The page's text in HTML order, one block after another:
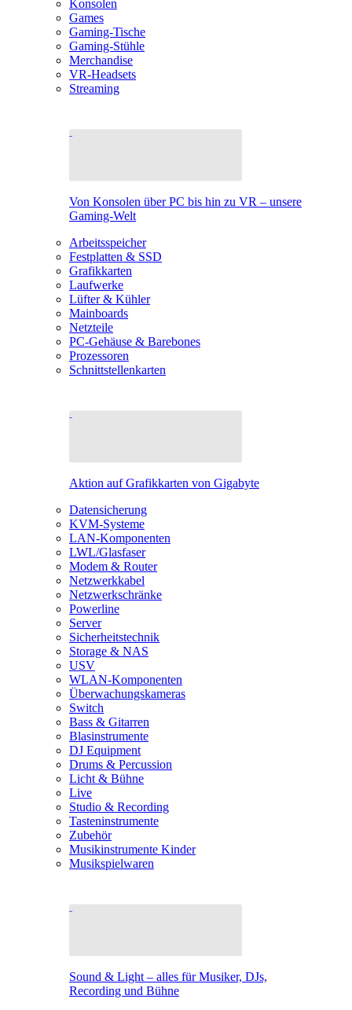
Konsolen
Games
Gaming-Tische
Gaming-Stühle
Merchandise
VR-Headsets
Streaming
Von Konsolen über PC bis hin zu VR – unsere
Gaming-Welt
Arbeitsspeicher
Festplatten & SSD
Grafikkarten
Laufwerke
Lüfter & Kühler
Mainboards
Netzteile
PC-Gehäuse & Barebones
Prozessoren
Schnittstellenkarten
Aktion auf Grafikkarten von Gigabyte
Datensicherung
KVM-Systeme
LAN-Komponenten
LWL/Glasfaser
Modem & Router
Netzwerkkabel
Netzwerkschränke
Powerline
Server
Sicherheitstechnik
Storage & NAS
USV
WLAN-Komponenten
Überwachungskameras
Switch
Bass & Gitarren
Blasinstrumente
DJ Equipment
Drums & Percussion
Licht & Bühne
Live
Studio & Recording
Tasteninstrumente
Zubehör
Musikinstrumente Kinder
Musikspielwaren
Sound & Light – alles für Musiker, DJs,
Recording und Bühne